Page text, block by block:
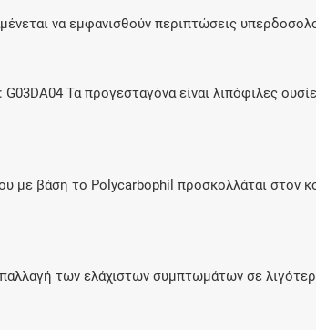
να εμφανισθούν περιπτώσεις
Τα προγεσταγόνα είναι λιπόφιλες
βάση το Polycarbophil προσκολλάται στον
των ελάχιστων συμπτωμάτων σε